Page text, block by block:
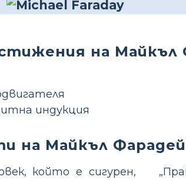
на Майкъл
индукция
на Майкъл Фарадей
който е сигурен,